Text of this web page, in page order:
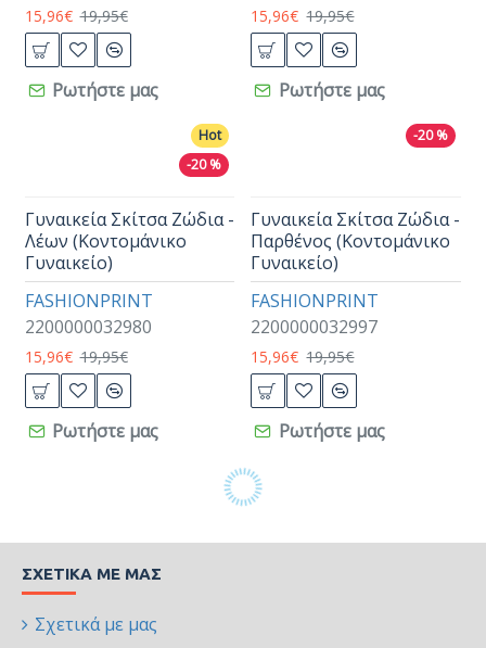
15,96€ 19,95€
Ρωτήστε μας
15,96€ 19,95€
Ρωτήστε μας
Hot
-20 %
FASHIONPRINT
2200000032980
Γυναικεία Σκίτσα Ζώδια -
Λέων (Κοντομάνικο
Γυναικείο)
15,96€ 19,95€
Ρωτήστε μας
-20 %
FASHIONPRINT
2200000032997
Γυναικεία Σκίτσα Ζώδια -
Παρθένος (Κοντομάνικο
Γυναικείο)
15,96€ 19,95€
Ρωτήστε μας
ΣΧΕΤΙΚΆ ΜΕ ΜΑΣ
Σχετικά με μας